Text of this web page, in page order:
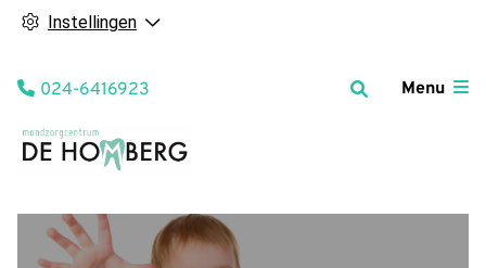
Instellingen
Menu
Tel:
024-6416923